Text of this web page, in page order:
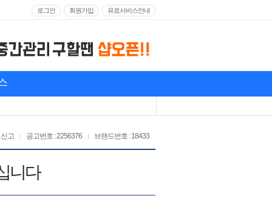
로그인 회원가입 유료서비스안내
브랜드번호 : 18433
공고번호 : 2256376
고
니다